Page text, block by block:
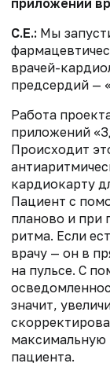
приложении
С.Е.: Мы
врачей-
предсердий —
Работа
приложений
Происходит
кардиокарту
Пациент с
планово и при
ритма. Если
врачу — он в
на пульсе. С
значит,
максимальную
пациента.